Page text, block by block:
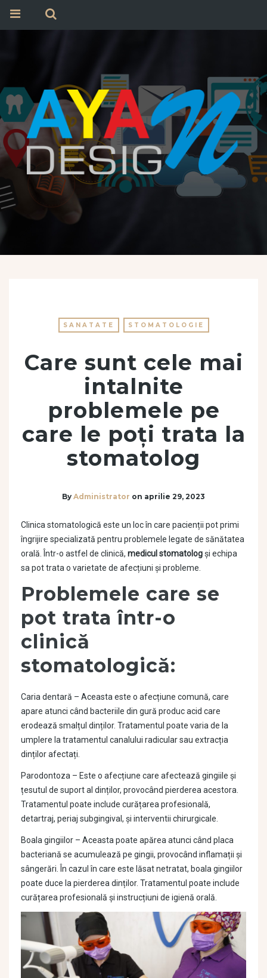
SANATATE STOMATOLOGIE
Care sunt cele mai
intalnite
problemele pe
care le poți trata la
stomatolog
By Administrator on aprilie 29, 2023
Clinica stomatologică este un loc în care pacienții pot primi
îngrijire specializată pentru problemele legate de sănătatea
orală. Într-o astfel de clinică, medicul stomatologși echipa
sa pot trata o varietate de afecțiuni și probleme.
Problemele care se
pot trata într-o
clinică
stomatologică:
Caria dentară – Aceasta este o afecțiune comună, care
apare atunci când bacteriile din gură produc acid care
erodează smalțul dinților. Tratamentul poate varia de la
umplere la tratamentul canalului radicular sau extracția
dinților afectați.
Parodontoza – Este o afecțiune care afectează gingiile și
țesutul de suport al dinților, provocând pierderea acestora.
Tratamentul poate include curățarea profesională,
detartraj, periaj subgingival, și interventii chirurgicale.
Boala gingiilor – Aceasta poate apărea atunci când placa
bacteriană se acumulează pe gingii, provocând inflamații și
sângerări. În cazul în care este lăsat netratat, boala gingiilor
poate duce la pierderea dinților. Tratamentul poate include
curățarea profesională și instrucțiuni de igienă orală.